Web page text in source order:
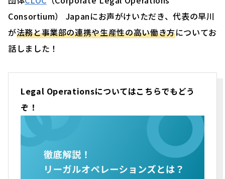
Consortium） Japanにお声がけいただき、代表の早川
が法務と事業部の連携や生産性の高い働き方についてお
話しました！
Legal Operationsについてはこちらでもどう
ぞ！